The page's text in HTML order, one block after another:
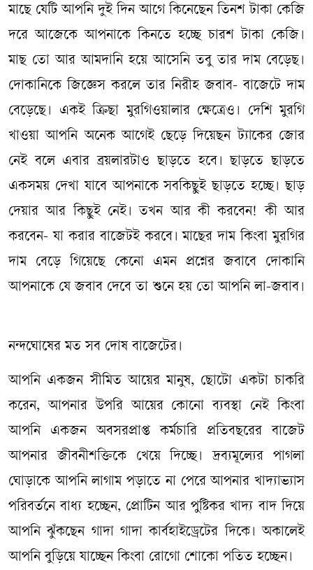
মাছে যেটি আপনি দুই দিন আগে কিনেছেন তিনশ টাকা কেজি
দরে আজেকে আপনাকে কিনতে হচ্ছে চারশ টাকা কেজি।
মাছ তো আর আমদানি হয়ে আসেনি তবু তার দাম বেড়েছ।
দোকানিকে জিজ্ঞেস করলে তার নিরীহ জবাব- বাজেটে দাম
বেড়েছে। একই ক্রিছা মুরগিওয়ালার ক্ষেত্রেও। দেশি মুরগি
খাওয়া আপনি অনেক আগেই ছেড়ে দিয়েছন ট্যাকের জোর
নেই বলে এবার ব্রয়লারটাও ছাড়তে হবে। ছাড়তে ছাড়তে
একসময় দেখা যাবে আপনাকে সবকিছুই ছাড়তে হচ্ছে। ছাড়
দেয়ার আর কিছুই নেই। তখন আর কী করবেন! কী আর
করবেন- যা করার বাজেটই করবে। মাছের দাম কিংবা মুরগির
দাম বেড়ে গিয়েছে কেনো এমন প্রশ্নের জবাবে দোকানি
আপনাকে যে জবাব দেবে তা শুনে হয় তো আপনি লা-জবাব।
নন্দঘোষের মত সব দোষ বাজেটের।
আপনি একজন সীমিত আয়ের মানুষ, ছোটো একটা চাকরি
করেন, আপনার উপরি আয়ের কোনো ব্যবস্থা নেই কিংবা
আপনি একজন অবসরপ্রাপ্ত কর্মচারি প্রতিবছরের বাজেট
আপনার জীবনীশক্তিকে খেয়ে দিচ্ছে। দ্রব্যমূল্যের পাগলা
ঘোড়াকে আপনি লাগাম পড়াতে না পেরে আপনার খাদ্যাভ্যাস
পরিবর্তনে বাধ্য হচ্ছেন, প্রোটিন আর পুষ্টিকর খাদ্য বাদ দিয়ে
আপনি ঝুঁকছেন গাদা গাদা কার্বহাইড্রেটের দিকে। অকালেই
আপনি বুড়িয়ে যাচ্ছেন কিংবা রোগো শোকো পতিত হচ্ছেন।